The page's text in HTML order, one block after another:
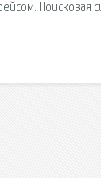
Поисковая